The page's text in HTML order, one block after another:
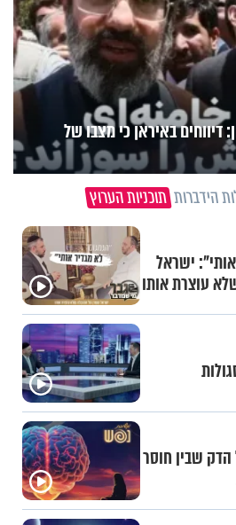
דיווחים באיראן כי מצבו של
הידברות תוכניות הערוץ
ישראל
עוצרת אותו
שבין חוסר